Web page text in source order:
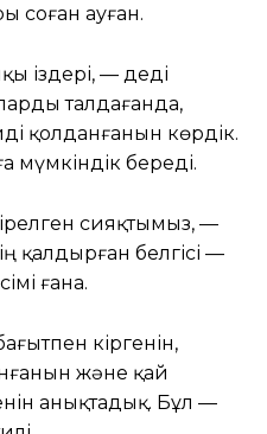
соған ауған.
іздері, — деді
талдағанда,
қолданғанын көрдік.
мүмкіндік береді.
сияқтымыз, —
қалдырған белгісі —
ғана.
кіргенін,
және қай
анықтадық. Бұл —